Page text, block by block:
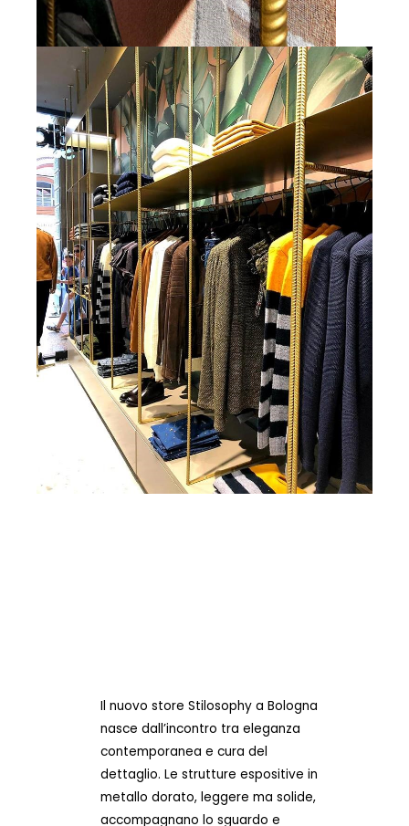
Il nuovo store Stilosophy a Bologna
nasce dall’incontro tra eleganza
contemporanea e cura del
dettaglio. Le strutture espositive in
metallo dorato, leggere ma solide,
accompagnano lo sguardo e